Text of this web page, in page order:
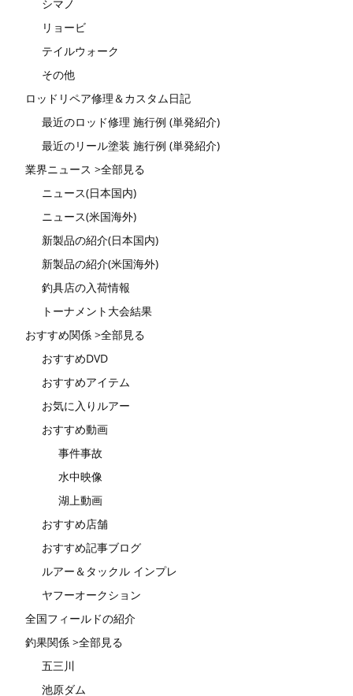
シマノ
リョービ
テイルウォーク
その他
ロッドリペア修理＆カスタム日記
最近のロッド修理 施行例 (単発紹介)
最近のリール塗装 施行例 (単発紹介)
業界ニュース >全部見る
ニュース(日本国内)
ニュース(米国海外)
新製品の紹介(日本国内)
新製品の紹介(米国海外)
釣具店の入荷情報
トーナメント大会結果
おすすめ関係 >全部見る
おすすめDVD
おすすめアイテム
お気に入りルアー
おすすめ動画
事件事故
水中映像
湖上動画
おすすめ店舗
おすすめ記事ブログ
ルアー＆タックル インプレ
ヤフーオークション
全国フィールドの紹介
釣果関係 >全部見る
五三川
池原ダム